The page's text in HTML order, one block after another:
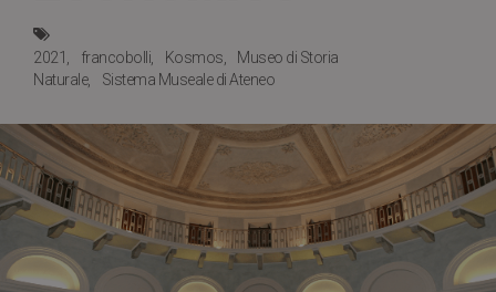
2021 francobolli Kosmos
Museo di Storia
Naturale
Sistema Museale di Ateneo